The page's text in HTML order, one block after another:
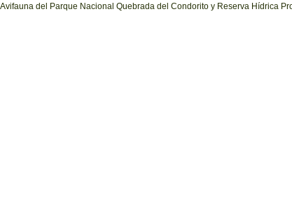
Avifauna del Parque Nacional Quebrada del Condorito y Reserva Hídrica